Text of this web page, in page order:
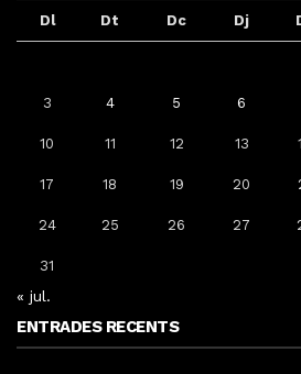
Dl Dt Dc Dj
3 4 5 6
10 11 12 13
17 18 19 20
24 25 26 27
31
« jul.
ENTRADES RECENTS